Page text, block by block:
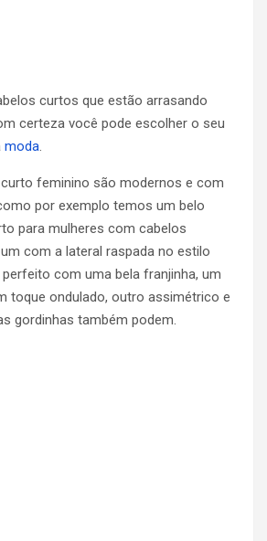
curtos que estão arrasando
certeza você pode escolher o seu
moda
feminino são modernos e com
por exemplo temos um belo
para mulheres com cabelos
com a lateral raspada no estilo
com uma bela franjinha, um
toque ondulado, outro assimétrico e
gordinhas também podem.